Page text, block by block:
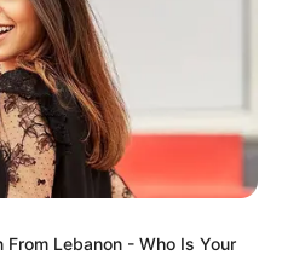
Lebanon - Who Is Your